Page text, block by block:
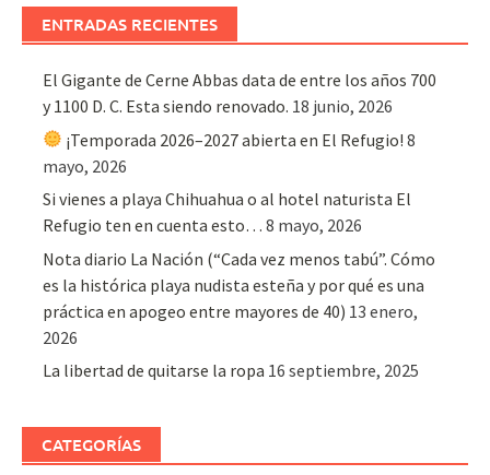
ENTRADAS RECIENTES
El Gigante de Cerne Abbas data de entre los años 700
y 1100 D. C. Esta siendo renovado. 18 junio, 2026
¡Temporada 2026–2027 abierta en El Refugio! 8
mayo, 2026
Si vienes a playa Chihuahua o al hotel naturista El
Refugio ten en cuenta esto… 8 mayo, 2026
Nota diario La Nación (“Cada vez menos tabú”. Cómo
es la histórica playa nudista esteña y por qué es una
práctica en apogeo entre mayores de 40) 13 enero,
2026
La libertad de quitarse la ropa 16 septiembre, 2025
CATEGORÍAS